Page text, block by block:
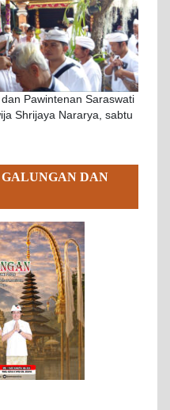
Pawintenan Saraswati
Shrijaya Nararya, sabtu
DAN